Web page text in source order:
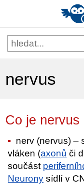
nervus
Co je
nerv (nervus) –
vláken (axonů či
součást
Neurony sídlí v